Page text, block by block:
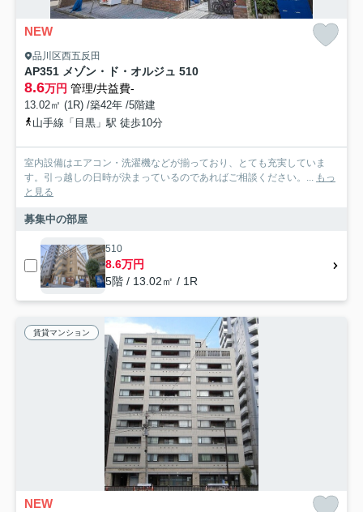
NEW
品川区西五反田
AP351 メゾン・ド・オルジュ 510
8.6万円 管理/共益費-
13.02㎡ (1R) /築42年 /5階建
山手線「目黒」駅 徒歩10分
室内設備はエアコン・洗濯機などが揃っており、とても充実していま
す。引っ越しの日時が決まっているのであればご相談ください。... もっ
と見る
募集中の部屋
510
8.6万円
5階 / 13.02㎡ / 1R
賃貸マンション
NEW